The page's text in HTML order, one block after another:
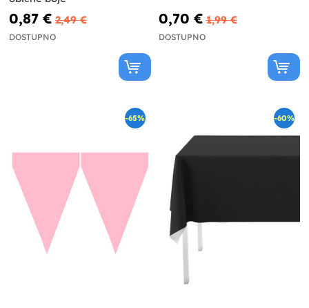
0,87 € 2,49 €
DOSTUPNO
0,70 € 1,99 €
DOSTUPNO
-65% -60%